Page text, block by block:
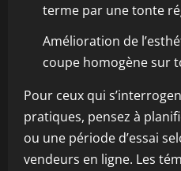
terme par une tonte
Amélioration de
coupe homogène sur
Pour ceux qui
pratiques, pensez à
ou une période d’essai
vendeurs en ligne. Les